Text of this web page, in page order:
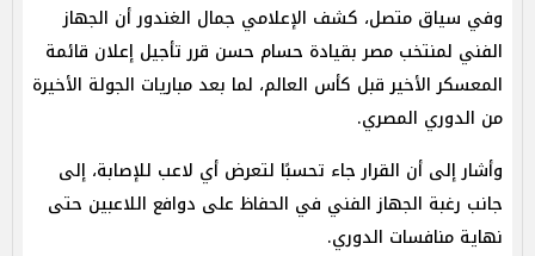
وفي سياق متصل، كشف الإعلامي جمال الغندور أن الجهاز
الفني لمنتخب مصر بقيادة حسام حسن قرر تأجيل إعلان قائمة
المعسكر الأخير قبل كأس العالم، لما بعد مباريات الجولة الأخيرة
من الدوري المصري.
وأشار إلى أن القرار جاء تحسبًا لتعرض أي لاعب للإصابة، إلى
جانب رغبة الجهاز الفني في الحفاظ على دوافع اللاعبين حتى
نهاية منافسات الدوري.